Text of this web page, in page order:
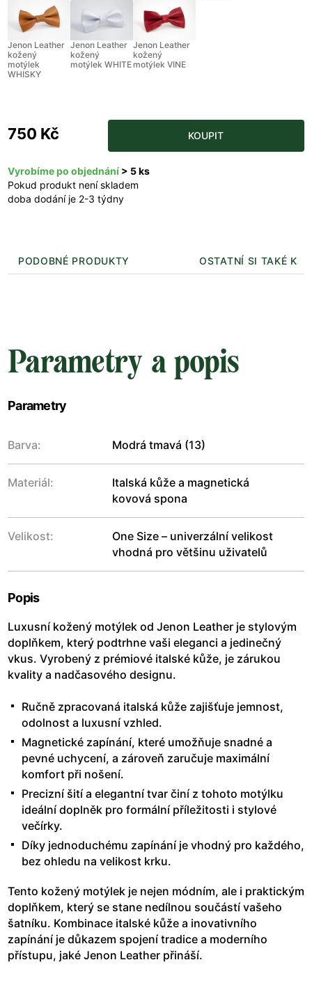
Jenon Leather
kožený
motýlek
WHISKY
Jenon Leather
kožený
motýlek WHITE
Jenon Leather
kožený
motýlek VINE
750 Kč KOUPIT
Vyrobíme po objednání > 5 ks
Pokud produkt není skladem
doba dodání je 2-3 týdny
PODOBNÉ PRODUKTY OSTATNÍ SI TAKÉ
Parametry a popis
Parametry
Barva: Modrá tmavá (13)
Materiál:
Italská kůže a magnetická
kovová spona
Velikost:
One Size – univerzální velikost
vhodná pro většinu uživatelů
Popis
Luxusní kožený motýlek od Jenon Leather je stylovým
doplňkem, který podtrhne vaši eleganci a jedinečný
vkus. Vyrobený z prémiové italské kůže, je zárukou
kvality a nadčasového designu.
Ručně zpracovaná italská kůže zajišťuje jemnost,
odolnost a luxusní vzhled.
Magnetické zapínání, které umožňuje snadné a
pevné uchycení, a zároveň zaručuje maximální
komfort při nošení.
Precizní šití a elegantní tvar činí z tohoto motýlku
ideální doplněk pro formální příležitosti i stylové
večírky.
Díky jednoduchému zapínání je vhodný pro každého,
bez ohledu na velikost krku.
Tento kožený motýlek je nejen módním, ale i praktickým
doplňkem, který se stane nedílnou součástí vašeho
šatníku. Kombinace italské kůže a inovativního
zapínání je důkazem spojení tradice a moderního
přístupu, jaké Jenon Leather přináší.